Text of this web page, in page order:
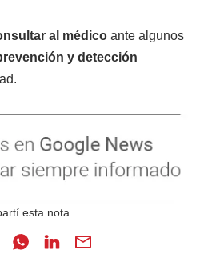
al médico ante algunos
y detección